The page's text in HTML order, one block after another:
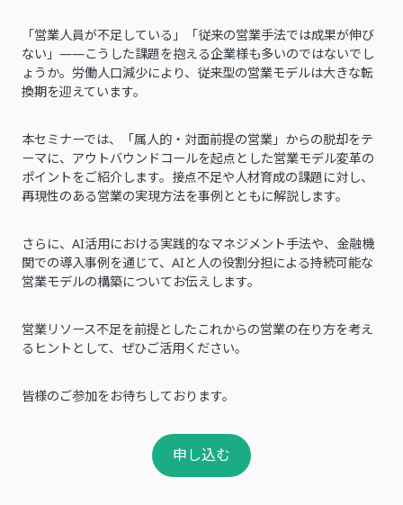
「営業人員が不足している」「従来の営業手法では成果が伸び
ない」――こうした課題を抱える企業様も多いのではないでし
ょうか。労働人口減少により、従来型の営業モデルは大きな転
換期を迎えています。
本セミナーでは、「属人的・対面前提の営業」からの脱却をテ
ーマに、アウトバウンドコールを起点とした営業モデル変革の
ポイントをご紹介します。接点不足や人材育成の課題に対し、
再現性のある営業の実現方法を事例とともに解説します。
さらに、AI活用における実践的なマネジメント手法や、金融機
関での導入事例を通じて、AIと人の役割分担による持続可能な
営業モデルの構築についてお伝えします。
営業リソース不足を前提としたこれからの営業の在り方を考え
るヒントとして、ぜひご活用ください。
皆様のご参加をお待ちしております。
申し込む